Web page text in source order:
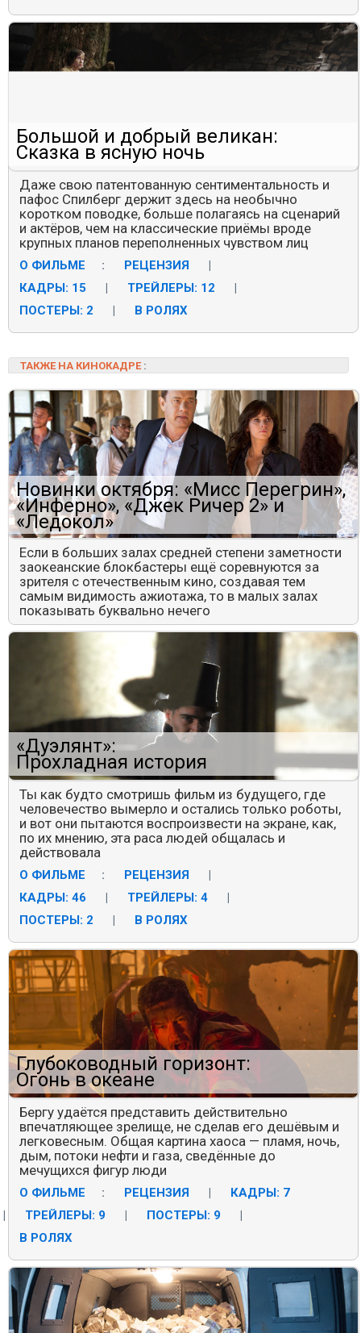
Большой и добрый великан:
Сказка в ясную ночь
Даже свою патентованную сентиментальность и
пафос Спилберг держит здесь на необычно
коротком поводке, больше полагаясь на сценарий
и актёров, чем на классические приёмы вроде
крупных планов переполненных чувством лиц
О ФИЛЬМЕ : РЕЦЕНЗИЯ
|
КАДРЫ: 15
| ТРЕЙЛЕРЫ: 12
|
ПОСТЕРЫ: 2
| В РОЛЯХ
ТАКЖЕ НА КИНОКАДРЕ :
Новинки октября: «Мисс Перегрин»,
«Инферно», «Джек Ричер 2» и
«Ледокол»
Если в больших залах средней степени заметности
заокеанские блокбастеры ещё соревнуются за
зрителя с отечественным кино, создавая тем
самым видимость ажиотажа, то в малых залах
показывать буквально нечего
«Дуэлянт»:
Прохладная история
Ты как будто смотришь фильм из будущего, где
человечество вымерло и остались только роботы,
и вот они пытаются воспроизвести на экране, как,
по их мнению, эта раса людей общалась и
действовала
О ФИЛЬМЕ : РЕЦЕНЗИЯ
|
КАДРЫ: 46
| ТРЕЙЛЕРЫ: 4
|
ПОСТЕРЫ: 2
| В РОЛЯХ
Глубоководный горизонт:
Огонь в океане
Бергу удаётся представить действительно
впечатляющее зрелище, не сделав его дешёвым и
легковесным. Общая картина хаоса — пламя, ночь,
дым, потоки нефти и газа, сведённые до
мечущихся фигур люди
О ФИЛЬМЕ : РЕЦЕНЗИЯ |
КАДРЫ: 7
|
ТРЕЙЛЕРЫ: 9 | ПОСТЕРЫ: 9
|
В РОЛЯХ